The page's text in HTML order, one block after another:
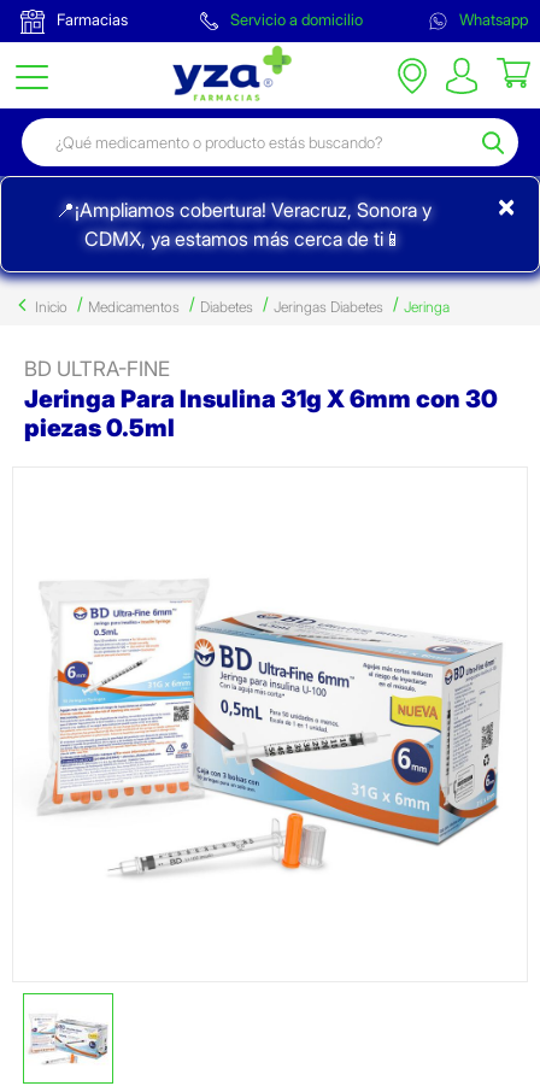
Farmacias Servicio a domicilio Whatsapp
📍¡Ampliamos cobertura! Veracruz, Sonora y
CDMX, ya estamos más cerca de ti📱
×
Inicio Medicamentos Diabetes Jeringas Diabetes Jeringa
BD ULTRA-FINE
Jeringa Para Insulina 31g X 6mm con 30
piezas 0.5ml